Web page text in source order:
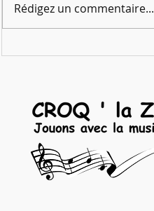
Rédigez un commentaire...